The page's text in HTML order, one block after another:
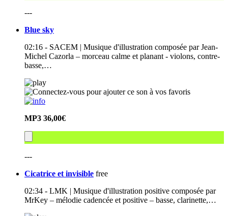
---
Blue sky
02:16 - SACEM | Musique d'illustration composée par Jean-
Michel Cazorla – morceau calme et planant - violons, contre-
basse,…
MP3 36,00€
---
Cicatrice et invisible free
02:34 - LMK | Musique d'illustration positive composée par
MrKey – mélodie cadencée et positive – basse, clarinette,…